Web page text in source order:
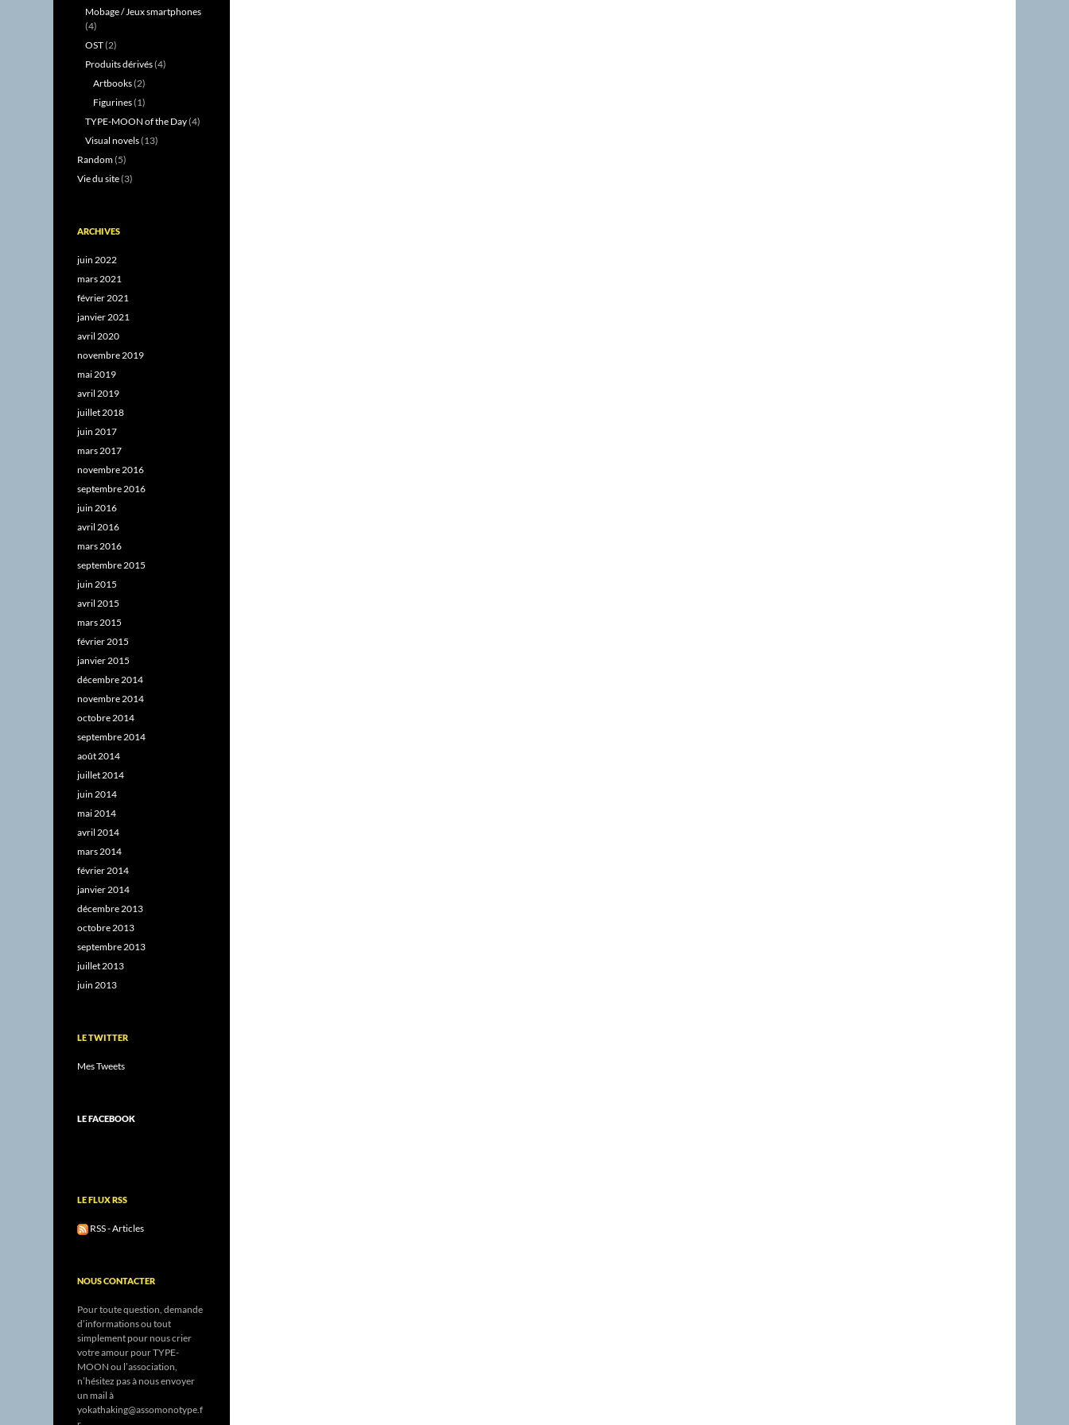
Mobage / Jeux smartphones
(4)
OST(2)
Produits dérivés(4)
Artbooks(2)
Figurines(1)
TYPE-MOON of the Day(4)
Visual novels(13)
Random(5)
Vie du site(3)
ARCHIVES
juin 2022
mars 2021
février 2021
janvier 2021
avril 2020
novembre 2019
mai 2019
avril 2019
juillet 2018
juin 2017
mars 2017
novembre 2016
septembre 2016
juin 2016
avril 2016
mars 2016
septembre 2015
juin 2015
avril 2015
mars 2015
février 2015
janvier 2015
décembre 2014
novembre 2014
octobre 2014
septembre 2014
août 2014
juillet 2014
juin 2014
mai 2014
avril 2014
mars 2014
février 2014
janvier 2014
décembre 2013
octobre 2013
septembre 2013
juillet 2013
juin 2013
LE TWITTER
Mes Tweets
LE FACEBOOK
LE FLUX RSS
RSS - Articles
NOUS CONTACTER
Pour toute question, demande
d’informations ou tout
simplement pour nous crier
votre amour pour TYPE-
MOON ou l’association,
n’hésitez pas à nous envoyer
un mail à
yokathaking@assomonotype.f